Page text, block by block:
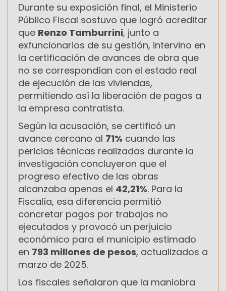
Durante su exposición final, el Ministerio
Público Fiscal sostuvo que logró acreditar
que Renzo Tamburrini, junto a
exfuncionarios de su gestión, intervino en
la certificación de avances de obra que
no se correspondían con el estado real
de ejecución de las viviendas,
permitiendo así la liberación de pagos a
la empresa contratista.
Según la acusación, se certificó un
avance cercano al 71% cuando las
pericias técnicas realizadas durante la
investigación concluyeron que el
progreso efectivo de las obras
alcanzaba apenas el 42,21%. Para la
Fiscalía, esa diferencia permitió
concretar pagos por trabajos no
ejecutados y provocó un perjuicio
económico para el municipio estimado
en 793 millones de pesos, actualizados a
marzo de 2025.
Los fiscales señalaron que la maniobra